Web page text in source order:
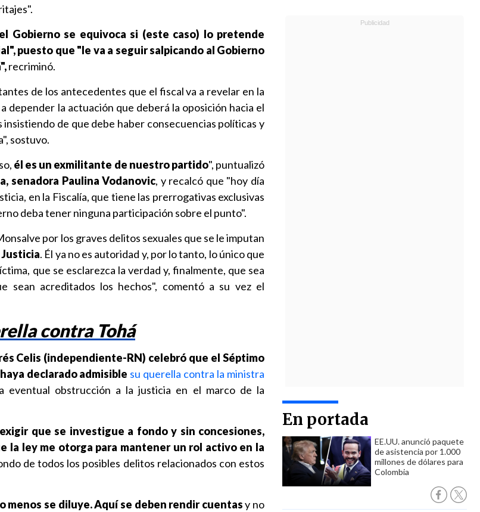
En portada
EE.UU. anunció paquete
de asistencia por 1.000
millones de dólares para
Colombia
Gobierno se equivoca si (este caso) lo pretende
puesto que "le va a seguir salpicando al Gobierno
recriminó.
de los antecedentes que el fiscal va a revelar en la
depender la actuación que deberá la oposición hacia el
de que debe haber consecuencias políticas y
sostuvo.
él es un exmilitante de nuestro partido", puntualizó
senadora Paulina Vodanovic, y recalcó que "hoy día
en la Fiscalía, que tiene las prerrogativas exclusivas
deba tener ninguna participación sobre el punto".
por los graves delitos sexuales que se le imputan
. Él ya no es autoridad y, por lo tanto, lo único que
que se esclarezca la verdad y, finalmente, que sea
sean acreditados los hechos", comentó a su vez el
contra Tohá
Celis (independiente-RN) celebró que el Séptimo
declarado admisible su querella contra la ministra
eventual obstrucción a la justicia en el marco de la
que se investigue a fondo y sin concesiones,
la ley me otorga para mantener un rol activo en la
de todos los posibles delitos relacionados con estos
menos se diluye. Aquí se deben rendir cuentasy no